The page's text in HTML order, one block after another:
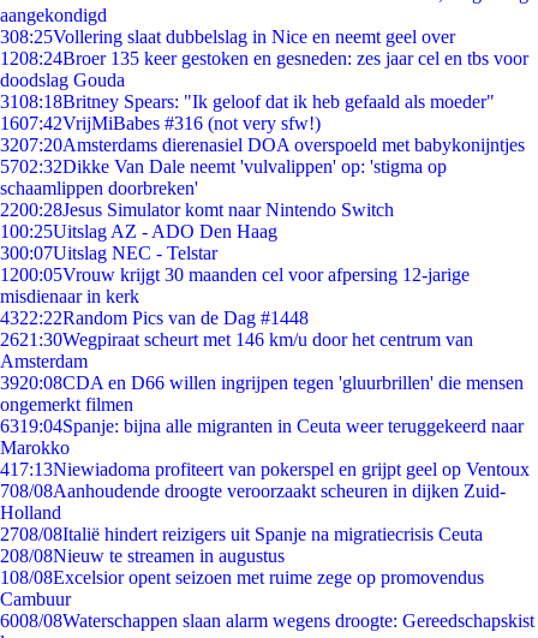
aangekondigd
308:25Vollering slaat dubbelslag in Nice en neemt geel over
1208:24Broer 135 keer gestoken en gesneden: zes jaar cel en tbs voor
doodslag Gouda
3108:18Britney Spears: "Ik geloof dat ik heb gefaald als moeder"
1607:42VrijMiBabes #316 (not very sfw!)
3207:20Amsterdams dierenasiel DOA overspoeld met babykonijntjes
5702:32Dikke Van Dale neemt 'vulvalippen' op: 'stigma op
schaamlippen doorbreken'
2200:28Jesus Simulator komt naar Nintendo Switch
100:25Uitslag AZ - ADO Den Haag
300:07Uitslag NEC - Telstar
1200:05Vrouw krijgt 30 maanden cel voor afpersing 12-jarige
misdienaar in kerk
4322:22Random Pics van de Dag #1448
2621:30Wegpiraat scheurt met 146 km/u door het centrum van
Amsterdam
3920:08CDA en D66 willen ingrijpen tegen 'gluurbrillen' die mensen
ongemerkt filmen
6319:04Spanje: bijna alle migranten in Ceuta weer teruggekeerd naar
Marokko
417:13Niewiadoma profiteert van pokerspel en grijpt geel op Ventoux
708/08Aanhoudende droogte veroorzaakt scheuren in dijken Zuid-
Holland
2708/08Italië hindert reizigers uit Spanje na migratiecrisis Ceuta
208/08Nieuw te streamen in augustus
108/08Excelsior opent seizoen met ruime zege op promovendus
Cambuur
6008/08Waterschappen slaan alarm wegens droogte: Gereedschapskist